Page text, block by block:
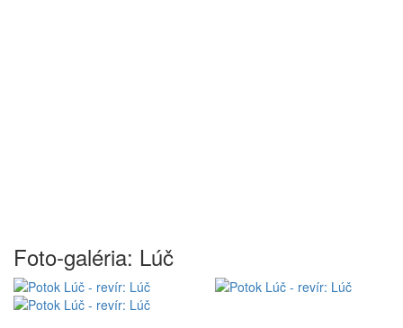
Foto-galéria: Lúč